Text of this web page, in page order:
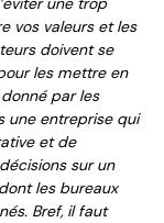
vos valeurs et les
doivent se
les mettre en
par les
une entreprise qui
et de
sur un
les bureaux
Bref, il faut